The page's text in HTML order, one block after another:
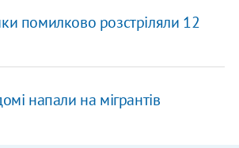
помилково розстріляли 12
напали на мігрантів